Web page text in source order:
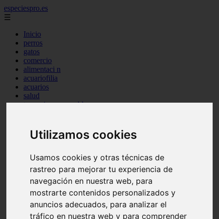
Utilizamos cookies
Usamos cookies y otras técnicas de
rastreo para mejorar tu experiencia de
navegación en nuestra web, para
mostrarte contenidos personalizados y
anuncios adecuados, para analizar el
tráfico en nuestra web y para comprender
especiespro.es
☰
Inicio
perros
gatos
comercio
alimentaci n
acuariofilia
acuarios
salud
tenencia responsable
aves
marketing
peque os mam feros
verano
legislaci n
peluquer a
accesorios
peluquer a canina
complementos